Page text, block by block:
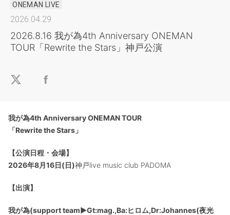
ONEMAN LIVE
2026.04.29
2026.8.16 我が為4th Anniversary ONEMAN
TOUR「Rewrite the Stars」神戸公演
我が為4th Anniversary ONEMAN TOUR
「Rewrite the Stars」
【公演日程・会場】
2026年8月16日(日)神戸live music club PADOMA
【出演】
我が為(support team▶︎Gt:mag.,Ba:ヒロム,Dr:Johannes(夜光